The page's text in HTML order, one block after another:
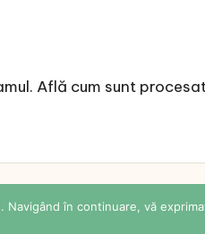
Află cum sunt
Sabina Cornovac Online.
Navigând în continuare, vă